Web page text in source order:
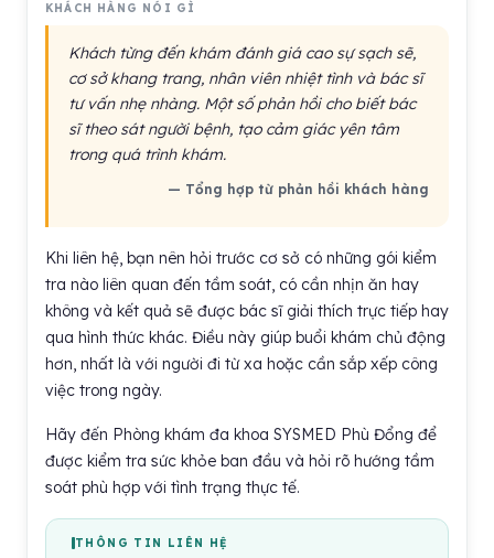
KHÁCH HÀNG NÓI GÌ
Khách từng đến khám đánh giá cao sự sạch sẽ,
cơ sở khang trang, nhân viên nhiệt tình và bác sĩ
tư vấn nhẹ nhàng. Một số phản hồi cho biết bác
sĩ theo sát người bệnh, tạo cảm giác yên tâm
trong quá trình khám.
— Tổng hợp từ phản hồi khách hàng
Khi liên hệ, bạn nên hỏi trước cơ sở có những gói kiểm
tra nào liên quan đến tầm soát, có cần nhịn ăn hay
không và kết quả sẽ được bác sĩ giải thích trực tiếp hay
qua hình thức khác. Điều này giúp buổi khám chủ động
hơn, nhất là với người đi từ xa hoặc cần sắp xếp công
việc trong ngày.
Hãy đến Phòng khám đa khoa SYSMED Phù Đổng để
được kiểm tra sức khỏe ban đầu và hỏi rõ hướng tầm
soát phù hợp với tình trạng thực tế.
THÔNG TIN LIÊN HỆ